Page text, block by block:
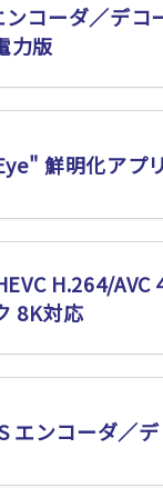
ンコーダ／デコ
力版
鮮明化アプリ
H.264/
8K対応
エンコーダ／デ